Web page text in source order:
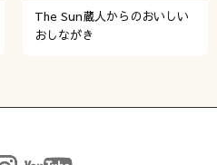
The Sun蔵人からのおいしい
おしながき